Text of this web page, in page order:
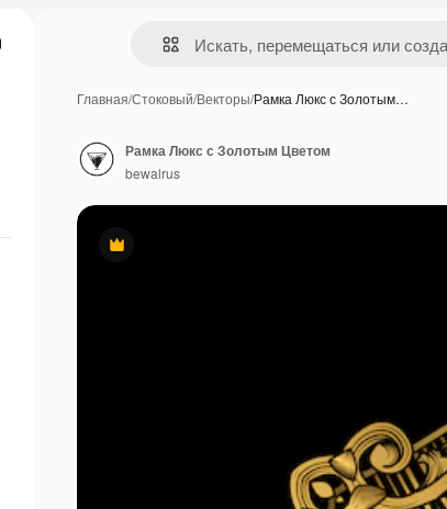
Главная/Стоковый/Векторы/Рамка Люкс с Золотым…
Премиум
Рамка Люкс с Золотым Цветом
bewalrus